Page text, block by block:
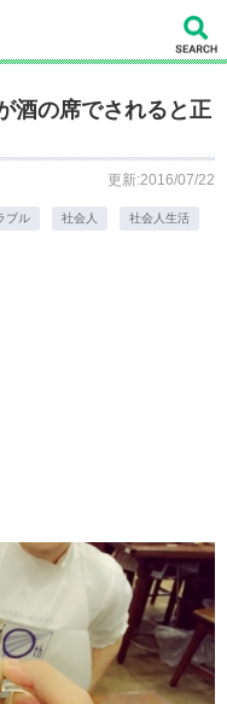
酒の席でされると正
更新:2016/07/22
ブル 社会人 社会人生活